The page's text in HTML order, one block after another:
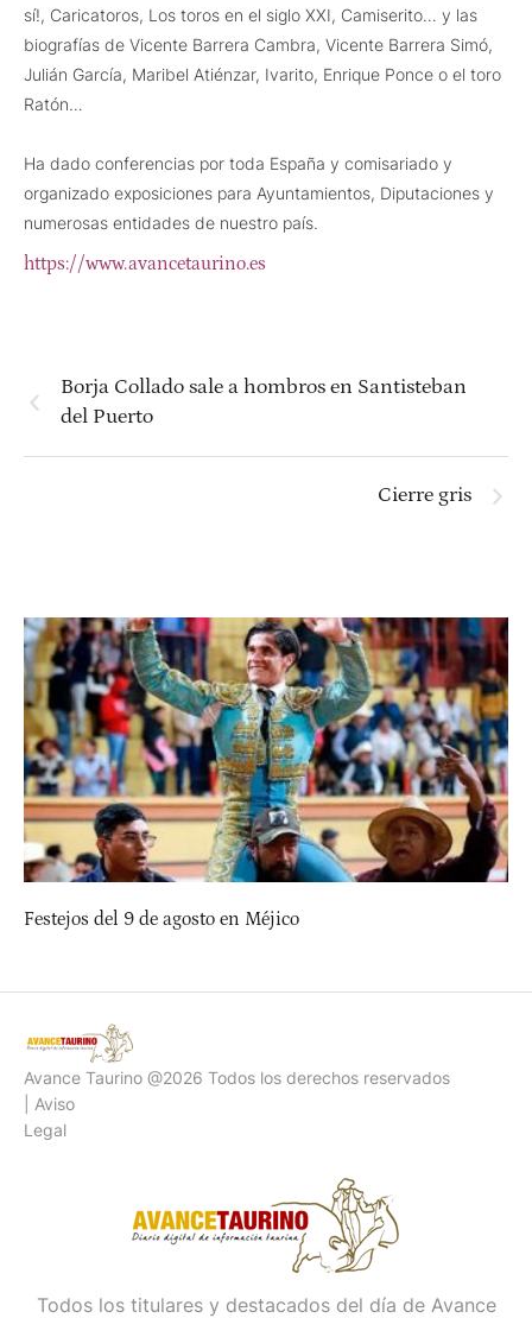
sí!, Caricatoros, Los toros en el siglo XXI, Camiserito… y las
biografías de Vicente Barrera Cambra, Vicente Barrera Simó,
Julián García, Maribel Atiénzar, Ivarito, Enrique Ponce o el toro
Ratón…
Ha dado conferencias por toda España y comisariado y
organizado exposiciones para Ayuntamientos, Diputaciones y
numerosas entidades de nuestro país.
https://www.avancetaurino.es
Borja Collado sale a hombros en Santisteban
del Puerto
Cierre gris
Festejos del 9 de agosto en Méjico
Avance Taurino @2026 Todos los derechos reservados
| Aviso
Legal
Todos los titulares y destacados del día de Avance